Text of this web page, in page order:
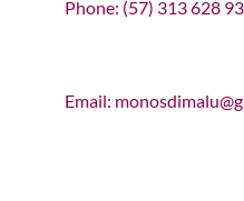
Phone: (57) 313 628
Email: